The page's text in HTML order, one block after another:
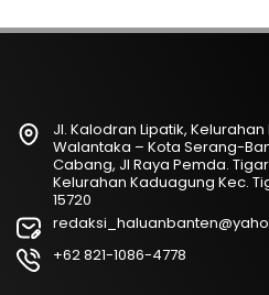
Jl. Kalodran Lipatik,
Walantaka – Kota Serang-
Cabang, Jl Raya Pemda.
Kelurahan Kaduagung Kec.
15720
+62 821-1086-4778